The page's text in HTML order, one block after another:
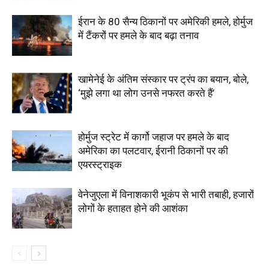
ईरान के 80 सैन्य ठिकानों पर अमेरिकी हमले, होर्मुज
में टैंकरों पर हमले के बाद बढ़ा तनाव
खामेनेई के अंतिम संस्कार पर ट्रंप का बयान, बोले,
‘मुझे लगा था लोग उनसे नफरत करते हैं’
होर्मुज स्ट्रेट में कार्गो जहाज पर हमले के बाद
अमेरिका का पलटवार, ईरानी ठिकानों पर की
एयरस्ट्राइक
वेनेजुएला में विनाशकारी भूकंप से भारी तबाही, हजारों
लोगों के हताहत होने की आशंका